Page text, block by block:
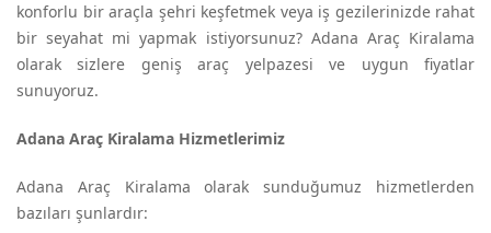
konforlu bir araçla şehri keşfetmek veya iş gezilerinizde rahat
bir seyahat mi yapmak istiyorsunuz? Adana Araç Kiralama
olarak sizlere geniş araç yelpazesi ve uygun fiyatlar
sunuyoruz.
Adana Araç Kiralama Hizmetlerimiz
Adana Araç Kiralama olarak sunduğumuz hizmetlerden
bazıları şunlardır: